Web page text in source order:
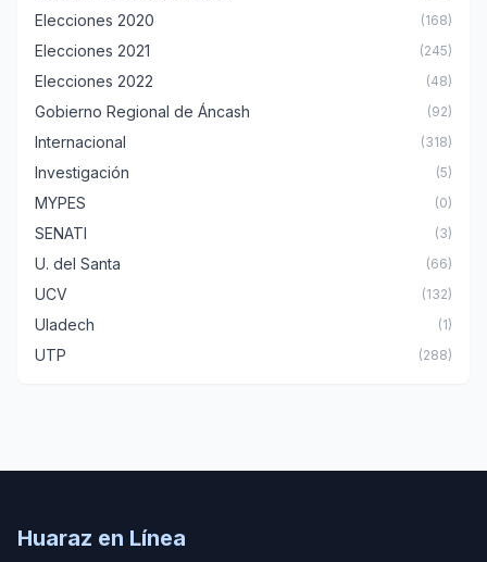
Elecciones 2020 (168)
Elecciones 2021 (245)
Elecciones 2022 (48)
Gobierno Regional de Áncash (92)
Internacional (318)
Investigación (5)
MYPES (0)
SENATI (3)
U. del Santa (66)
UCV (132)
Uladech (1)
UTP (288)
Huaraz en Línea